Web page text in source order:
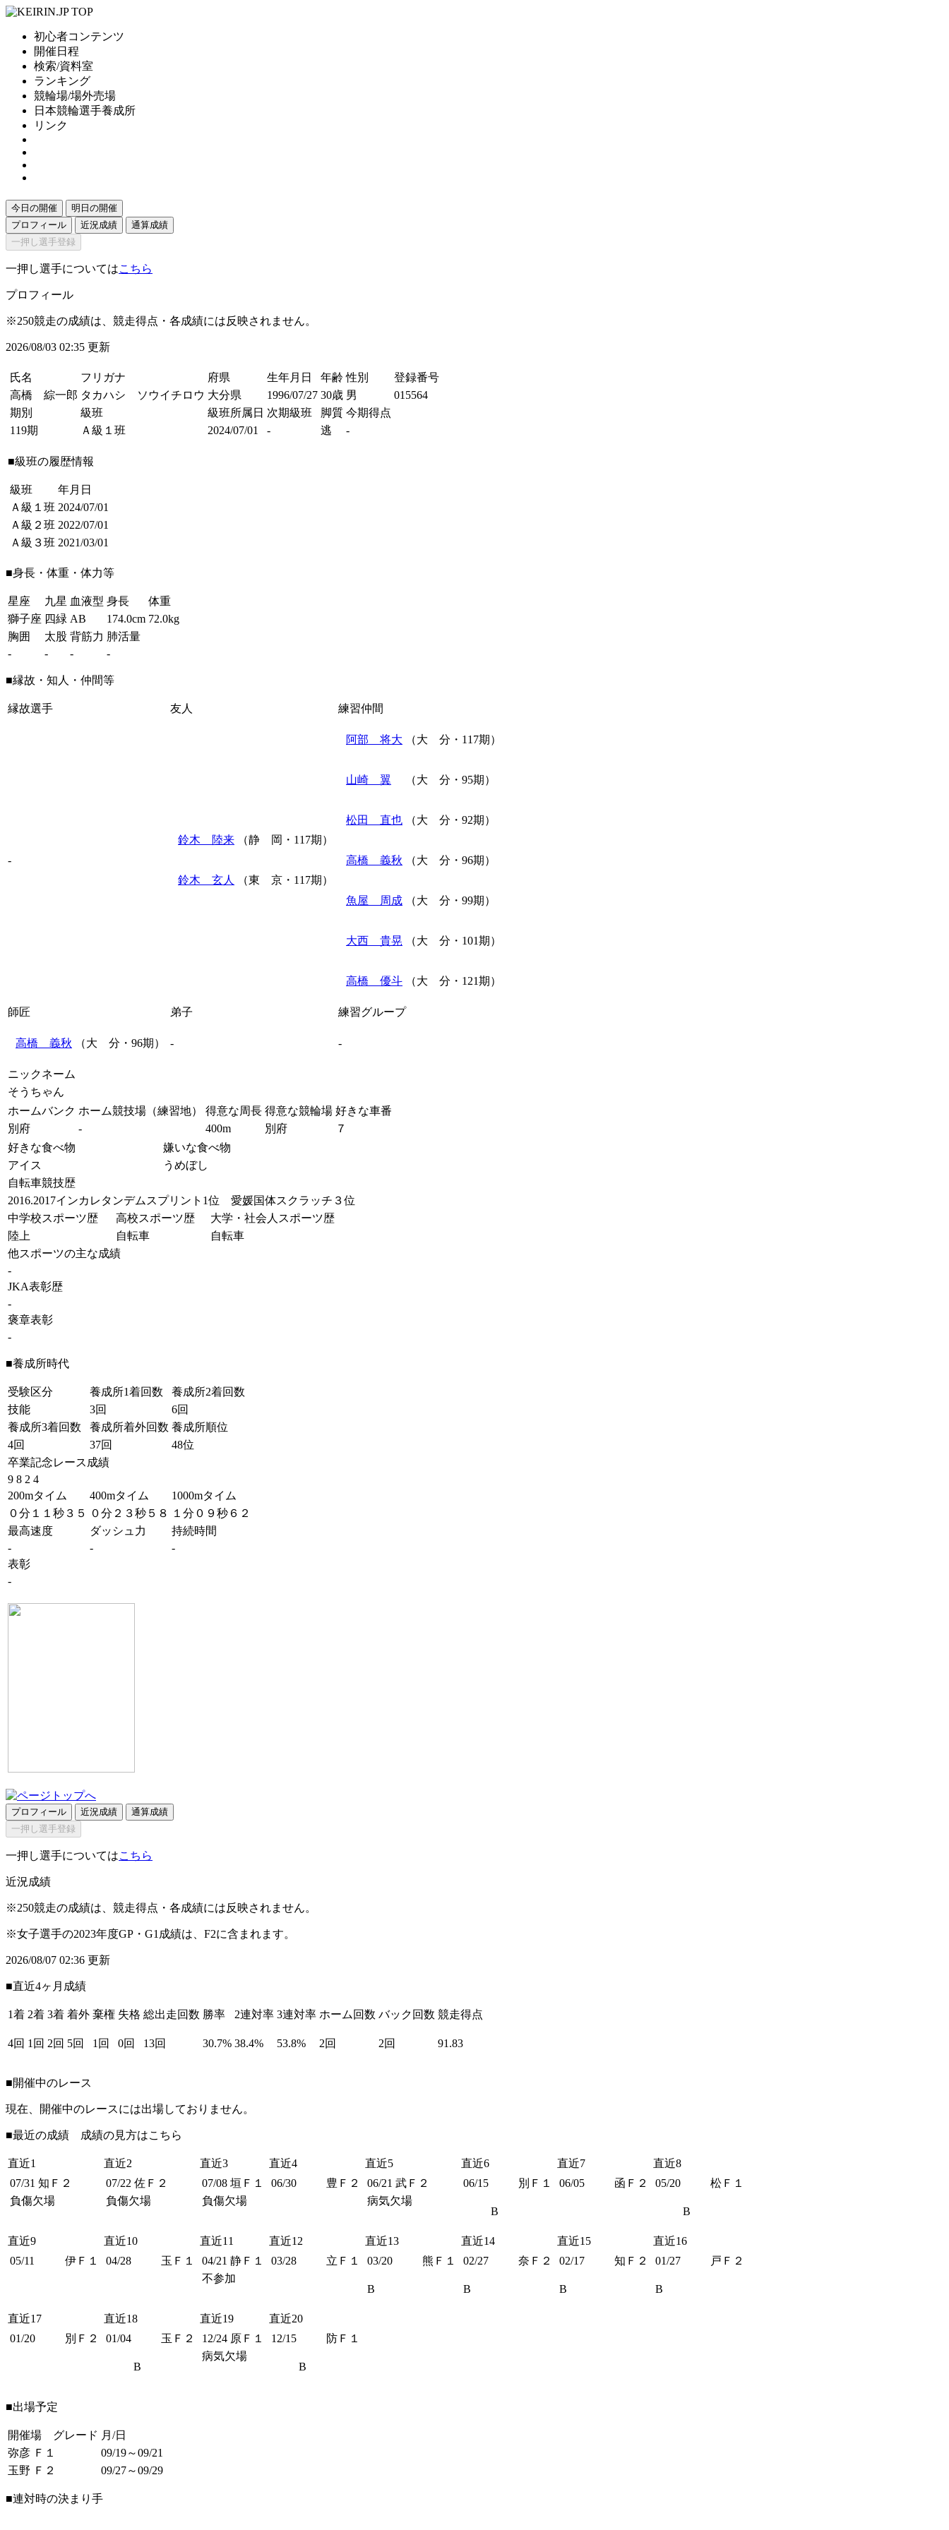
初心者コンテンツ
開催日程
検索/資料室
ランキング
競輪場/場外売場
日本競輪選手養成所
リンク
今日の開催
明日の開催
プロフィール
近況成績
通算成績
一押し選手登録
一押し選手についてはこちら
プロフィール
※250競走の成績は、競走得点・各成績には反映されません。
2026/08/03 02:35 更新
氏名 フリガナ 府県 生年月日 年齢 性別
登録番号
高橋 綜一郎 タカハシ ソウイチロウ 大分県 1996/07/27 30歳 男
015564
期別
級班 級班所属日 次期級班 脚質 今期得点
119期
Ａ級１班 2024/07/01 - 逃 -
■級班の履歴情報
級班
年月日
Ａ級１班 2024/07/01
Ａ級２班 2022/07/01
Ａ級３班 2021/03/01
■身長・体重・体力等
星座 九星 血液型 身長
体重
獅子座 四緑 AB 174.0cm 72.0kg
胸囲
太股 背筋力 肺活量
-
- - -
■縁故・知人・仲間等
縁故選手 友人 練習仲間
-
鈴木 陸来 （静 岡・117期）
鈴木 玄人 （東 京・117期）
阿部 将大 （大 分・117期）
山崎 翼 （大 分・95期）
松田 直也 （大 分・92期）
高橋 義秋 （大 分・96期）
魚屋 周成 （大 分・99期）
大西 貴晃 （大 分・101期）
高橋 優斗 （大 分・121期）
師匠 弟子 練習グループ
高橋 義秋 （大 分・96期） - -
ニックネーム
そうちゃん
ホームバンク ホーム競技場（練習地） 得意な周長 得意な競輪場 好きな車番
別府
- 400m 別府
７
好きな食べ物
嫌いな食べ物
アイス
うめぼし
自転車競技歴
2016.2017インカレタンデムスプリント1位 愛媛国体スクラッチ３位
中学校スポーツ歴
高校スポーツ歴
大学・社会人スポーツ歴
陸上
自転車
自転車
他スポーツの主な成績
-
JKA表彰歴
-
褒章表彰
-
■養成所時代
受験区分 養成所1着回数
養成所2着回数
技能
3回
6回
養成所3着回数
養成所着外回数 養成所順位
4回
37回
48位
卒業記念レース成績
9 8 2 4
200mタイム
400mタイム
1000mタイム
０分１１秒３５
０分２３秒５８
１分０９秒６２
最高速度
ダッシュ力
持続時間
-
-
-
表彰
-
プロフィール 近況成績
通算成績
一押し選手登録
一押し選手についてはこちら
近況成績
※250競走の成績は、競走得点・各成績には反映されません。
※女子選手の2023年度GP・G1成績は、F2に含まれます。
2026/08/07 02:36 更新
■直近4ヶ月成績
1着 2着 3着 着外 棄権 失格 総出走回数 勝率 2連対率 3連対率 ホーム回数 バック回数 競走得点
4回 1回 2回 5回 1回 0回 13回 30.7% 38.4% 53.8% 2回 2回 91.83
■開催中のレース
現在、開催中のレースには出場しておりません。
■最近の成績 成績の見方はこちら
直近1 直近2 直近3 直近4 直近5 直近6 直近7
直近8
07/31 知Ｆ２
負傷欠場
07/22 佐Ｆ２
負傷欠場
07/08 垣Ｆ１
負傷欠場
06/30 豊Ｆ２ 06/21 武Ｆ２
病気欠場
06/15 別Ｆ１
B
06/05 函Ｆ２ 05/20 松Ｆ１
B
直近9 直近10 直近11 直近12 直近13 直近14 直近15
直近16
05/11
伊Ｆ１ 04/28 玉Ｆ１ 04/21 静Ｆ１
不参加
03/28 立Ｆ１ 03/20 熊Ｆ１
B
02/27 奈Ｆ２
B
02/17 知Ｆ２
B
01/27 戸Ｆ２
B
直近17 直近18 直近19
直近20
01/20
別Ｆ２ 01/04 玉Ｆ２
B
12/24 原Ｆ１
病気欠場
12/15 防Ｆ１
B
■出場予定
開催場 グレード 月/日
弥彦 Ｆ１
09/19～09/21
玉野 Ｆ２
09/27～09/29
■連対時の決まり手